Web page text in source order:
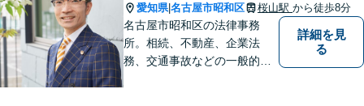
愛知県|名古屋市昭和区 桜山駅 から徒歩8分
名古屋市昭和区の法律事務
所。相続、不動産、企業法
務、交通事故などの一般的な
詳細を見
る